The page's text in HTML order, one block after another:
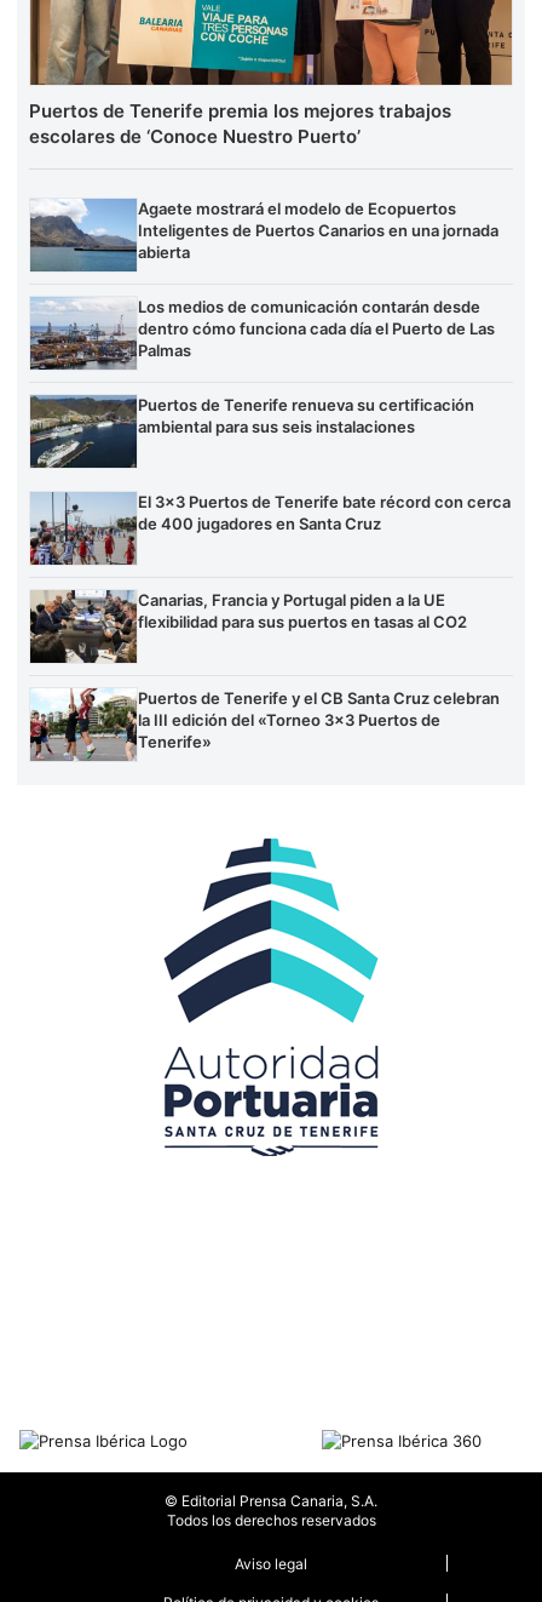
Puertos de Tenerife premia los mejores trabajos
escolares de ‘Conoce Nuestro Puerto’
Agaete mostrará el modelo de Ecopuertos
Inteligentes de Puertos Canarios en una jornada
abierta
Los medios de comunicación contarán desde
dentro cómo funciona cada día el Puerto de Las
Palmas
Puertos de Tenerife renueva su certificación
ambiental para sus seis instalaciones
El 3×3 Puertos de Tenerife bate récord con cerca
de 400 jugadores en Santa Cruz
Canarias, Francia y Portugal piden a la UE
flexibilidad para sus puertos en tasas al CO2
Puertos de Tenerife y el CB Santa Cruz celebran
la III edición del «Torneo 3×3 Puertos de
Tenerife»
© Editorial Prensa Canaria, S.A.
Todos los derechos reservados
Aviso legal